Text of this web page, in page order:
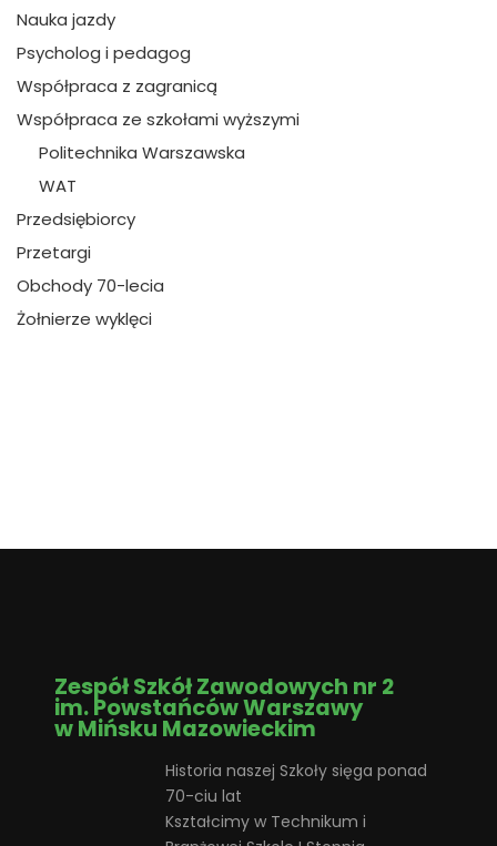
Nauka jazdy
Psycholog i pedagog
Współpraca z zagranicą
Współpraca ze szkołami wyższymi
Politechnika Warszawska
WAT
Przedsiębiorcy
Przetargi
Obchody 70-lecia
Żołnierze wyklęci
Zespół Szkół Zawodowych nr 2
im. Powstańców Warszawy
w Mińsku Mazowieckim
Historia naszej Szkoły sięga ponad
70-ciu lat
Kształcimy w Technikum i